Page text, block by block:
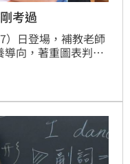
考過
）日登場，補教老師
向，著重圖表判
論答案，對平時有